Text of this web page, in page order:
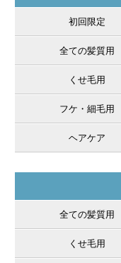
初回限定
全ての髪質用
くせ毛用
フケ・細毛用
ヘアケア
全ての髪質用
くせ毛用